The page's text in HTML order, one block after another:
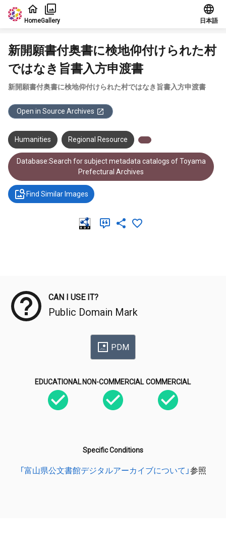
Jump to main content
HomeGallery 日本語
新開願書付奥書に検地仰付けられた村
ではなき旨書入方申渡書
新開願書付奥書に検地仰付けられた村ではなき旨書入方申渡書
Open in Source Archives
Humanities Regional Resource
Database:Search for subject metadata catalogs of Toyama
Prefectural Archives
Find Similar Images
CAN I USE IT?
Public Domain Mark
PDM
EDUCATIONAL NON-COMMERCIAL COMMERCIAL
Specific Conditions
「富山県公文書館デジタルアーカイブについて」参照